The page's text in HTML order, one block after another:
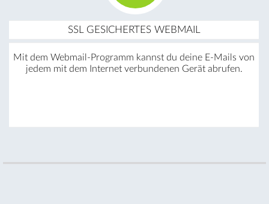
SSL GESICHERTES WEBMAIL
Mit dem Webmail-Programm kannst du deine E-Mails von
jedem mit dem Internet verbundenen Gerät abrufen.